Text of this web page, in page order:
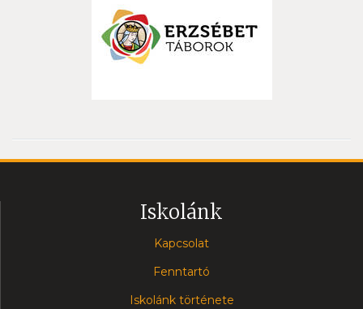
Iskolánk
Kapcsolat
Fenntartó
Iskolánk története